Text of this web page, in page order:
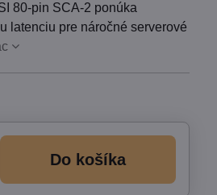
80-pin SCA-2 ponúka
latenciu pre náročné serverové
Do košíka